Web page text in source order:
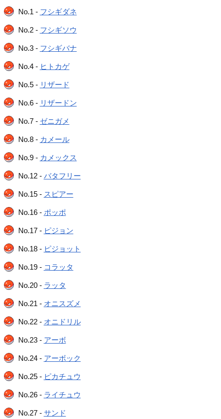
No.1 - フシギダネ
No.2 - フシギソウ
No.3 - フシギバナ
No.4 - ヒトカゲ
No.5 - リザード
No.6 - リザードン
No.7 - ゼニガメ
No.8 - カメール
No.9 - カメックス
No.12 - バタフリー
No.15 - スピアー
No.16 - ポッポ
No.17 - ピジョン
No.18 - ピジョット
No.19 - コラッタ
No.20 - ラッタ
No.21 - オニスズメ
No.22 - オニドリル
No.23 - アーボ
No.24 - アーボック
No.25 - ピカチュウ
No.26 - ライチュウ
No.27 - サンド